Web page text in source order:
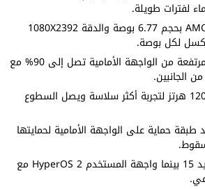
لفترات طويلة.
الشاشة نوعها AMOLED بحجم 6.77 بوصة والدقة 1080X2392
تستحوذ على نسبة مرتفعة من الواجهة الأمامية تصل إلى 90% مع
الجانبين.
تدعم معدل تحديث 120 هرتز لتجربة أكثر سلاسة ويصل السطوع
حماية على الواجهة الأمامية لحمايتها
نظام التشغيل اندرويد 15 بينما واجهة المستخدم HyperOS 2 مع